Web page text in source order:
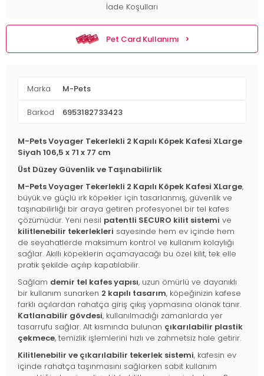
İade Koşulları
Pet Card Kullanımı
Marka M-Pets
Barkod 6953182733423
M-Pets Voyager Tekerlekli 2 Kapılı Köpek Kafesi XLarge
Siyah 106,5 x 71 x 77 cm
Üst Düzey Güvenlik ve Taşınabilirlik
M-Pets Voyager Tekerlekli 2 Kapılı Köpek Kafesi XLarge,
büyük ve güçlü ırk köpekler için tasarlanmış, güvenlik ve
taşınabilirliği bir araya getiren profesyonel bir tel kafes
çözümüdür. Yeni nesil patentli SECURO kilit sistemi ve
kilitlenebilir tekerlekleri sayesinde hem ev içinde hem
de seyahatlerde maksimum kontrol ve kullanım kolaylığı
sağlar. Akıllı köpeklerin açamayacağı bu özel kilit, tek elle
pratik şekilde açılıp kapatılabilir.
Sağlam demir tel kafes yapısı, uzun ömürlü ve dayanıklı
bir kullanım sunarken 2 kapılı tasarım, köpeğinizin kafese
farklı açılardan rahatça giriş çıkış yapmasına olanak tanır.
Katlanabilir gövdesi, kullanılmadığı zamanlarda yer
tasarrufu sağlar. Alt kısmında bulunan çıkarılabilir plastik
çekmece, temizlik işlemlerini hızlı ve zahmetsiz hale getirir.
Kilitlenebilir ve çıkarılabilir tekerlek sistemi, kafesin ev
içinde rahatça taşınmasını sağlarken sabit kullanım